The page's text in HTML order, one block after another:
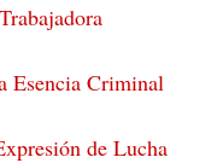
Esencia Criminal
de Lucha